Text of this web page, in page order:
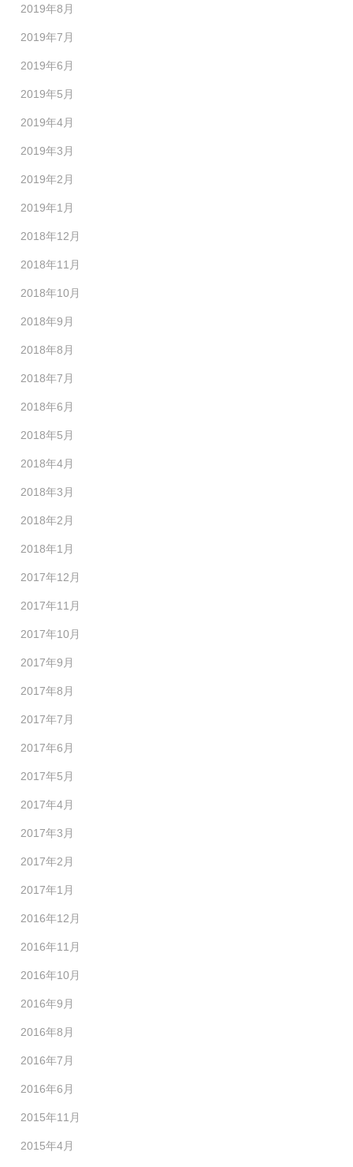
2019年8月
2019年7月
2019年6月
2019年5月
2019年4月
2019年3月
2019年2月
2019年1月
2018年12月
2018年11月
2018年10月
2018年9月
2018年8月
2018年7月
2018年6月
2018年5月
2018年4月
2018年3月
2018年2月
2018年1月
2017年12月
2017年11月
2017年10月
2017年9月
2017年8月
2017年7月
2017年6月
2017年5月
2017年4月
2017年3月
2017年2月
2017年1月
2016年12月
2016年11月
2016年10月
2016年9月
2016年8月
2016年7月
2016年6月
2015年11月
2015年4月